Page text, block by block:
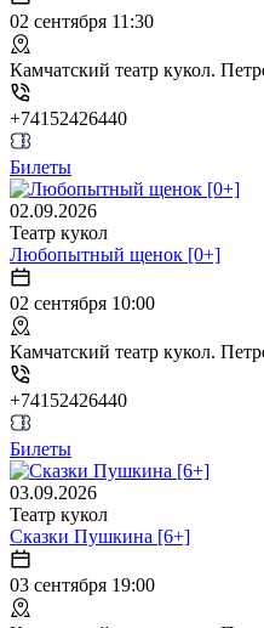
02 сентября 11:30
Камчатский театр кукол.
+74152426440
Билеты
02.09.2026
Театр кукол
Любопытный щенок [0+]
02 сентября 10:00
Камчатский театр кукол.
+74152426440
Билеты
03.09.2026
Театр кукол
Сказки Пушкина [6+]
03 сентября 19:00